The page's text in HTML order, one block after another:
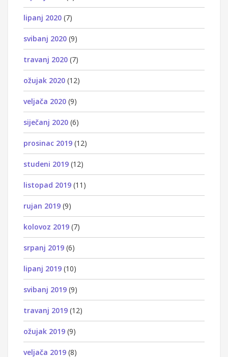
lipanj 2020 (7)
svibanj 2020 (9)
travanj 2020 (7)
ožujak 2020 (12)
veljača 2020 (9)
siječanj 2020 (6)
prosinac 2019 (12)
studeni 2019 (12)
listopad 2019 (11)
rujan 2019 (9)
kolovoz 2019 (7)
srpanj 2019 (6)
lipanj 2019 (10)
svibanj 2019 (9)
travanj 2019 (12)
ožujak 2019 (9)
veljača 2019 (8)